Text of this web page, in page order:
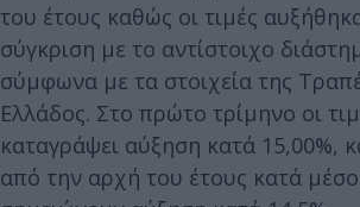
του έτους καθώς οι τιμές
σύγκριση με το αντίστοιχο
σύμφωνα με τα στοιχεία της
Ελλάδος. Στο πρώτο τρίμηνο οι
καταγράψει αύξηση κατά 15,00%,
από την αρχή του έτους κατά μέσο